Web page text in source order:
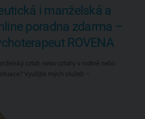
i manželská a
poradna zdarma –
ROVENA
vztah nebo vztahy v rodině nebo
Využijte mých služeb –